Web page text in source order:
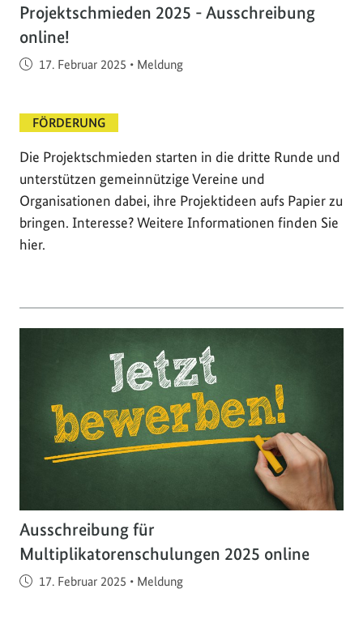
Projektschmieden 2025 - Ausschreibung
online!
Veröffentlicht am
17. Februar 2025 • Meldung
FÖRDERUNG
Die Projektschmieden starten in die dritte Runde und
unterstützen gemeinnützige Vereine und
Organisationen dabei, ihre Projektideen aufs Papier zu
bringen. Interesse? Weitere Informationen finden Sie
hier.
Ausschreibung für
Multiplikatorenschulungen 2025 online
Veröffentlicht am
17. Februar 2025 • Meldung